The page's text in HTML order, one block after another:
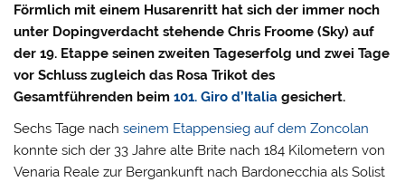
Förmlich mit einem Husarenritt hat sich der immer noch
unter Dopingverdacht stehende Chris Froome (Sky) auf
der 19. Etappe seinen zweiten Tageserfolg und zwei Tage
vor Schluss zugleich das Rosa Trikot des
Gesamtführenden beim101. Giro d’Italia gesichert.
Sechs Tage nachseinem Etappensieg auf dem Zoncolan
konnte sich der 33 Jahre alte Brite nach 184 Kilometern von
Venaria Reale zur Bergankunft nach Bardonecchia als Solist